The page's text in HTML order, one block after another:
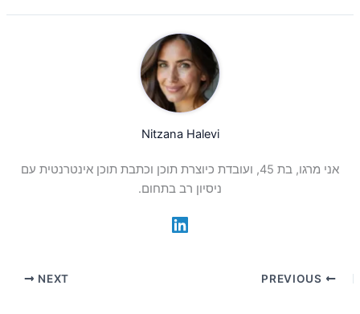
Nitzana Halevi
אני מרגו, בת 45, ועובדת כיוצרת תוכן וכתבת תוכן אינטרנטית עם
ניסיון רב בתחום.
NEXT